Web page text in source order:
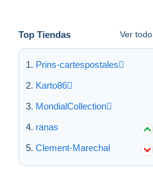
Top Tiendas Ver todo
Prins-cartespostales
Karto86
MondialCollection
ranas
Clement-Marechal